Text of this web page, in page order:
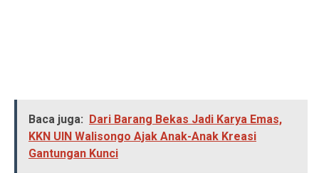
Baca juga:
Dari Barang Bekas Jadi Karya Emas,
KKN UIN Walisongo Ajak Anak-Anak Kreasi
Gantungan Kunci